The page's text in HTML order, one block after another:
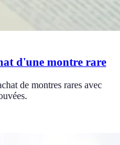
d'une montre rare
de montres rares avec